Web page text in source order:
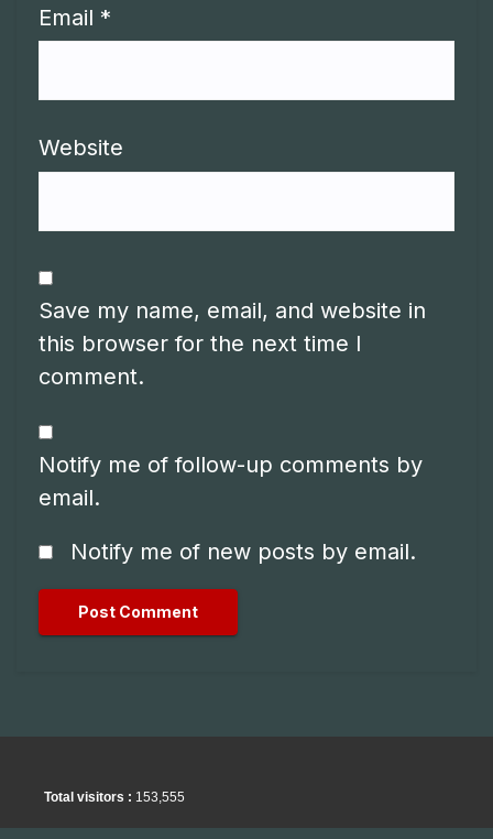
Email *
Website
Save my name, email, and website in
this browser for the next time I
comment.
Notify me of follow-up comments by
email.
Notify me of new posts by email.
Total visitors : 153,555